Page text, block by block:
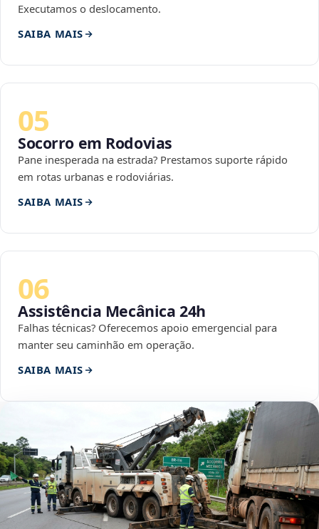
Executamos o deslocamento.
SAIBA MAIS
05
Socorro em Rodovias
Pane inesperada na estrada? Prestamos suporte rápido
em rotas urbanas e rodoviárias.
SAIBA MAIS
06
Assistência Mecânica 24h
Falhas técnicas? Oferecemos apoio emergencial para
manter seu caminhão em operação.
SAIBA MAIS